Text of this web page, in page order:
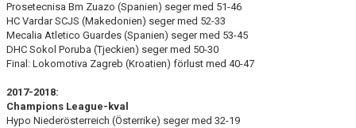
Prosetecnisa Bm Zuazo (Spanien) seger med 51-46
HC Vardar SCJS (Makedonien) seger med 52-33
Mecalia Atletico Guardes (Spanien) seger med 53-45
DHC Sokol Poruba (Tjeckien) seger med 50-30
Final: Lokomotiva Zagreb (Kroatien) förlust med 40-47
2017-2018:
Champions League-kval
Hypo Niederösterreich (Österrike) seger med 32-19